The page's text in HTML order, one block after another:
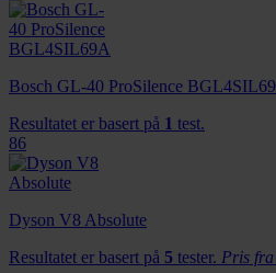
Bosch GL-40 ProSilence
Resultatet er basert på 1 test.
86
Dyson V8 Absolute
Resultatet er basert på 5 tester. Pris fra